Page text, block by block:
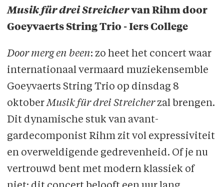
Musik für drei Streichervan Rihm door
Goeyvaerts String Trio - Iers College
Door merg en been: zo heet het concert waar
internationaal vermaard muziekensemble
Goeyvaerts String Trio op dinsdag 8
oktoberMusik für drei Streicherzal brengen.
Dit dynamische stuk van avant-
gardecomponist Rihm zit vol expressiviteit
en overweldigende gedrevenheid. Of je nu
vertrouwd bent met modern klassiek of